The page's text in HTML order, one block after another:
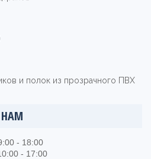
и полок из прозрачного ПВХ
- 18:00
- 17:00